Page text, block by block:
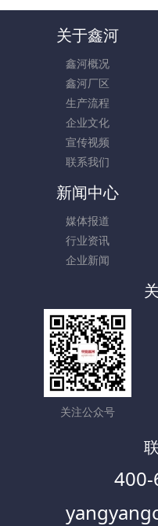
关于鑫河
鑫河概况
鑫河厂区
生产流程
企业文化
宣传视频
联系我们
新闻中心
媒体报道
行业资讯
企业新闻
关注公众号